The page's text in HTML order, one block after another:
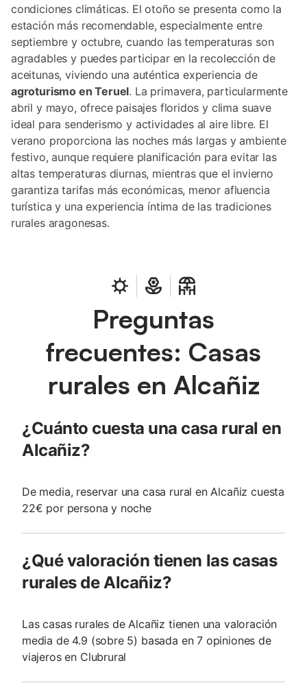
condiciones climáticas. El otoño se presenta como la
estación más recomendable, especialmente entre
septiembre y octubre, cuando las temperaturas son
agradables y puedes participar en la recolección de
aceitunas, viviendo una auténtica experiencia de
agroturismo en Teruel. La primavera, particularmente
abril y mayo, ofrece paisajes floridos y clima suave
ideal para senderismo y actividades al aire libre. El
verano proporciona las noches más largas y ambiente
festivo, aunque requiere planificación para evitar las
altas temperaturas diurnas, mientras que el invierno
garantiza tarifas más económicas, menor afluencia
turística y una experiencia íntima de las tradiciones
rurales aragonesas.
Preguntas
frecuentes: Casas
rurales en Alcañiz
¿Cuánto cuesta una casa rural en
Alcañiz?
De media, reservar una casa rural en Alcañiz cuesta
22€ por persona y noche
¿Qué valoración tienen las casas
rurales de Alcañiz?
Las casas rurales de Alcañiz tienen una valoración
media de 4.9 (sobre 5) basada en 7 opiniones de
viajeros en Clubrural